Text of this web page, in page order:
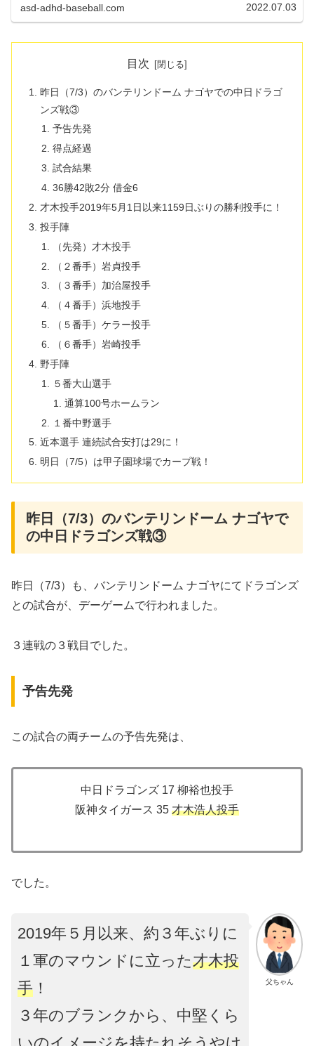
asd-adhd-baseball.com 2022.07.03
目次
昨日（7/3）のバンテリンドーム ナゴヤでの中日ドラゴ
ンズ戦③
予告先発
得点経過
試合結果
36勝42敗2分 借金6
才木投手2019年5月1日以来1159日ぶりの勝利投手に！
投手陣
（先発）才木投手
（２番手）岩貞投手
（３番手）加治屋投手
（４番手）浜地投手
（５番手）ケラー投手
（６番手）岩崎投手
野手陣
５番大山選手
通算100号ホームラン
１番中野選手
近本選手 連続試合安打は29に！
明日（7/5）は甲子園球場でカープ戦！
昨日（7/3）のバンテリンドーム ナゴヤで
の中日ドラゴンズ戦③
昨日（7/3）も、バンテリンドーム ナゴヤにてドラゴンズ
との試合が、デーゲームで行われました。
３連戦の３戦目でした。
予告先発
この試合の両チームの予告先発は、
中日ドラゴンズ 17 柳裕也投手
阪神タイガース 35 才木浩人投手
でした。
父ちゃん
2019年５月以来、約３年ぶりに
１軍のマウンドに立った才木投
手 ！
３年のブランクから、中堅くら